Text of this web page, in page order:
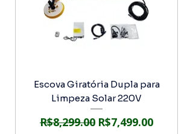
Escova Giratória Dupla para
Limpeza Solar 220V
Regular Price
R$8,299.00 Sale Price
R$7,499.00